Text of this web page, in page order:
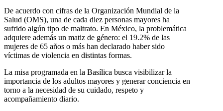
De acuerdo con cifras de la Organización Mundial de la
Salud (OMS), una de cada diez personas mayores ha
sufrido algún tipo de maltrato. En México, la problemática
adquiere además un matiz de género: el 19.2% de las
mujeres de 65 años o más han declarado haber sido
víctimas de violencia en distintas formas.
La misa programada en la Basílica busca visibilizar la
importancia de los adultos mayores y generar conciencia en
torno a la necesidad de su cuidado, respeto y
acompañamiento diario.